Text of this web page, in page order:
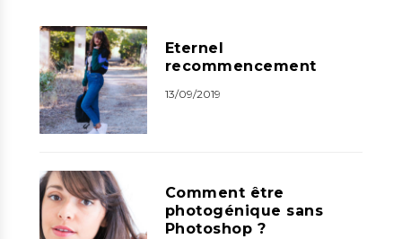
Eternel
recommencement
13/09/2019
Comment être
photogénique sans
Photoshop ?